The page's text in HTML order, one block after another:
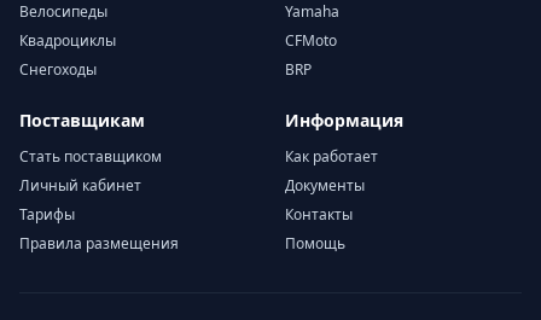
Велосипеды
Квадроциклы
Снегоходы
Yamaha
CFMoto
BRP
Поставщикам
Стать поставщиком
Личный кабинет
Тарифы
Правила размещения
Информация
Как работает
Документы
Контакты
Помощь